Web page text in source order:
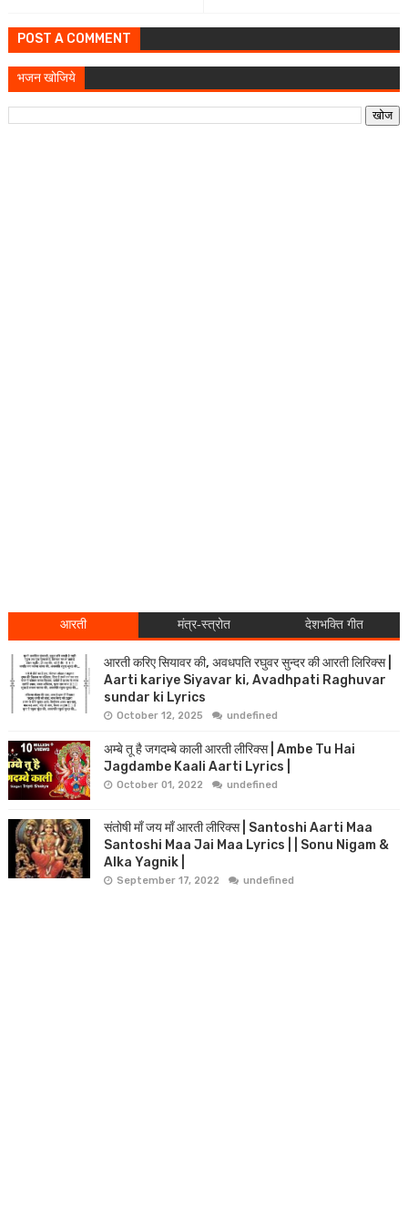
POST A COMMENT
भजन खोजिये
आरती मंत्र-स्त्रोत देशभक्ति गीत
आरती करिए सियावर की, अवधपति रघुवर सुन्दर की आरती लिरिक्स |
Aarti kariye Siyavar ki, Avadhpati Raghuvar
sundar ki Lyrics
October 12, 2025 undefined
अम्बे तू है जगदम्बे काली आरती लीरिक्स | Ambe Tu Hai
Jagdambe Kaali Aarti Lyrics |
October 01, 2022 undefined
संतोषी माँ जय माँ आरती लीरिक्स | Santoshi Aarti Maa
Santoshi Maa Jai Maa Lyrics | | Sonu Nigam &
Alka Yagnik |
September 17, 2022 undefined